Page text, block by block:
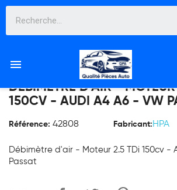

DÉBIMÈTRE D'AIR -
150CV - AUDI A4 A6 - VW
Référence: 42808 Fabricant: HPA
Débimètre d'air - Moteur 2.5 TDi 150cv -
Passat